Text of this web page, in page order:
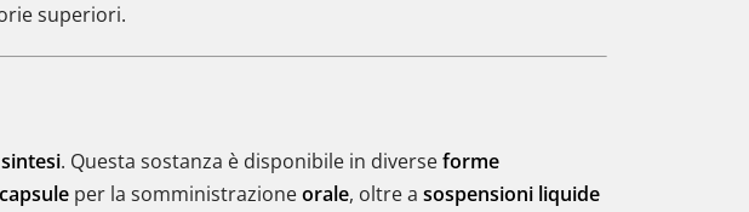
superiori.
. Questa sostanza è disponibile in diverseforme
capsule per la somministrazioneorale, oltre a sospensioni liquide